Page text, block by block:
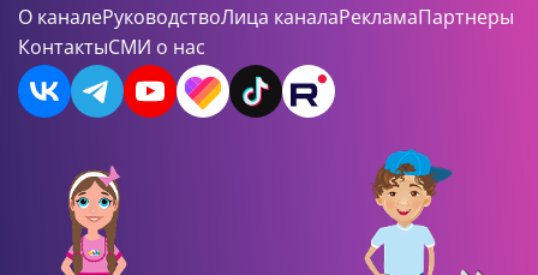
О каналеРуководствоЛица каналаРекламаПартнеры
КонтактыСМИ о нас